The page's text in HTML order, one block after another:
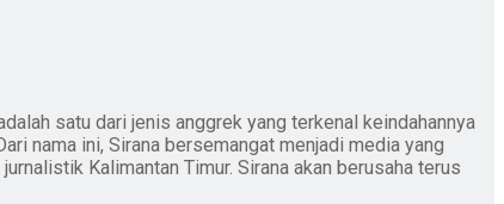
satu dari jenis anggrek yang terkenal keindahannya
nama ini, Sirana bersemangat menjadi media yang
Kalimantan Timur. Sirana akan berusaha terus